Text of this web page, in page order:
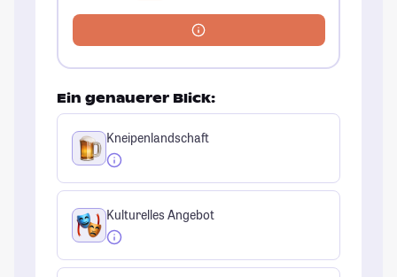
Ein genauerer Blick:
Kneipenlandschaft
Kulturelles Angebot